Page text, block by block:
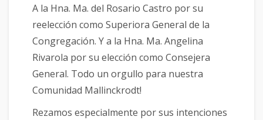
A la Hna. Ma. del Rosario Castro por su
reelección como Superiora General de la
Congregación. Y a la Hna. Ma. Angelina
Rivarola por su elección como Consejera
General. Todo un orgullo para nuestra
Comunidad Mallinckrodt!
Rezamos especialmente por sus intenciones